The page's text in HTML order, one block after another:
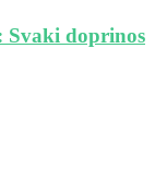
Svaki doprinos